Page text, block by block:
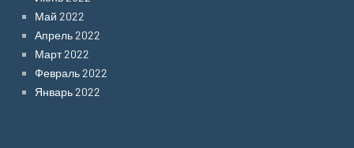
Май 2022
Апрель 2022
Март 2022
Февраль 2022
Январь 2022